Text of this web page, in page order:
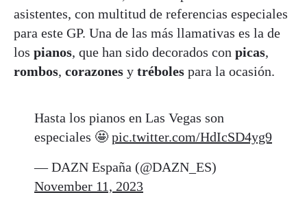
asistentes, con multitud de referencias especiales
para este GP. Una de las más llamativas es la de
los pianos, que han sido decorados con picas,
rombos, corazones y tréboles para la ocasión.
Hasta los pianos en Las Vegas son
especiales 🤩 pic.twitter.com/HdIcSD4yg9
— DAZN España (@DAZN_ES)
November 11, 2023